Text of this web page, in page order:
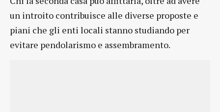
un introito contribuisce alle diverse proposte e
piani che gli enti locali stanno studiando per
evitare pendolarismo e assembramento.